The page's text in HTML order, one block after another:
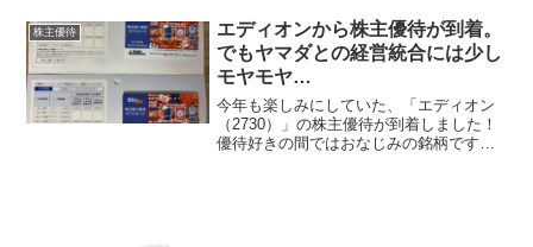
月末時点の株主を対象に無料入浴券が贈
呈されます。1年以上...
株主優待
エディオンから株主優待が到着。
でもヤマダとの経営統合には少し
モヤモヤ…
今年も楽しみにしていた、「エディオン
（2730）」の株主優待が到着しました！
優待好きの間ではおなじみの銘柄です